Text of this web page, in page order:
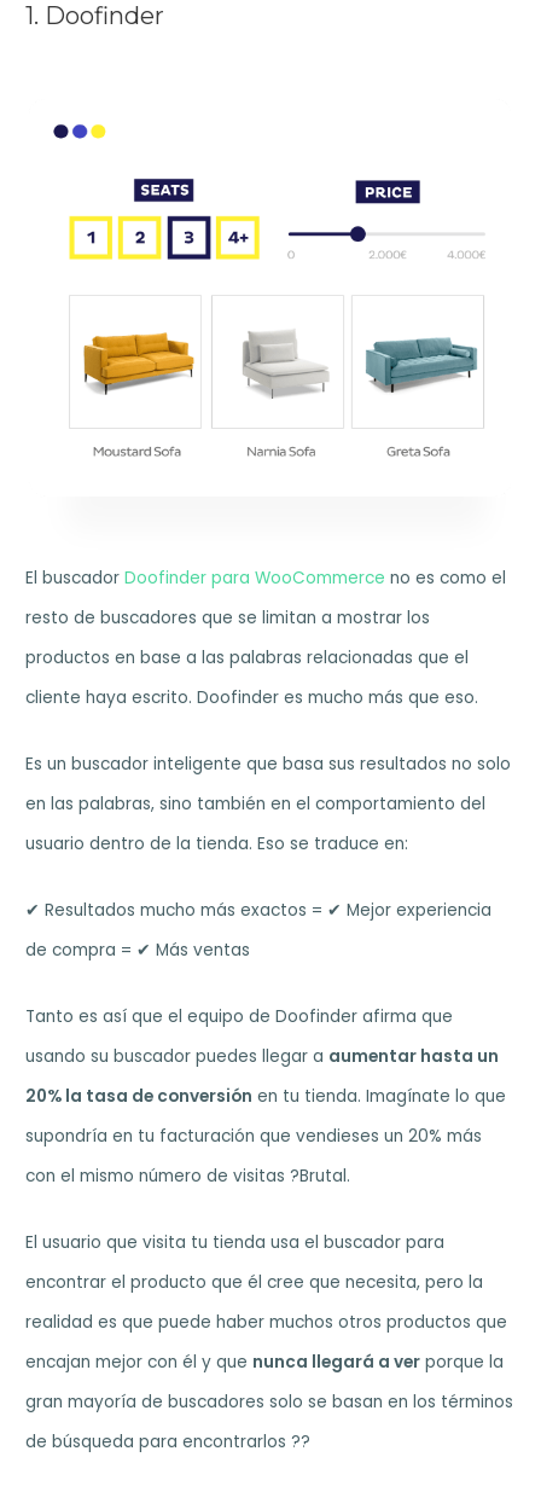
1. Doofinder
El buscadorDoofinder para WooCommerce no es como el
resto de buscadores que se limitan a mostrar los
productos en base a las palabras relacionadas que el
cliente haya escrito. Doofinder es mucho más que eso.
Es un buscador inteligente que basa sus resultados no solo
en las palabras, sino también en el comportamiento del
usuario dentro de la tienda. Eso se traduce en:
✔︎ Resultados mucho más exactos = ✔︎ Mejor experiencia
de compra = ✔︎ Más ventas
Tanto es así que el equipo de Doofinder afirma que
usando su buscador puedes llegar a aumentar hasta un
20% la tasa de conversión en tu tienda. Imagínate lo que
supondría en tu facturación que vendieses un 20% más
con el mismo número de visitas ?Brutal.
El usuario que visita tu tienda usa el buscador para
encontrar el producto que él cree que necesita, pero la
realidad es que puede haber muchos otros productos que
encajan mejor con él y que nunca llegará a ver porque la
gran mayoría de buscadores solo se basan en los términos
de búsqueda para encontrarlos ??